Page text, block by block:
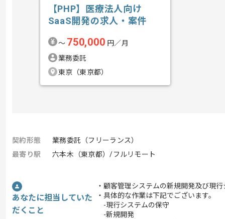
【PHP】医療法人向け
SaaS開発の求人・案件
〜 750,000 円／月
業務委託
東京（東京都）
契約形態
業務委託（フリーランス）
最寄り駅
六本木（東京都）/フルリモート
あなたに担当していた
だくこと
・顧客管理システムの新規開発及び現
・具体的な作業は下記でございます。
-現行システムの保守
-新規開発